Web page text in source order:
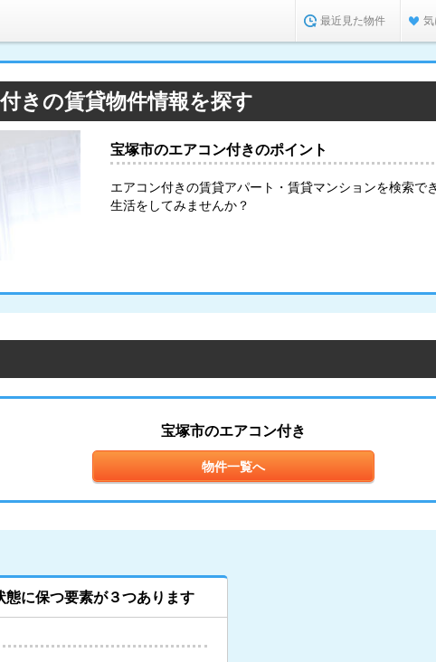
最近見た物件 気
きの賃貸物件情報を探す
宝塚市のエアコン付きのポイント
エアコン付きの賃貸アパート・賃貸マンションを検索で
生活をしてみませんか？
宝塚市のエアコン付き
物件一覧へ
に保つ要素が３つあります